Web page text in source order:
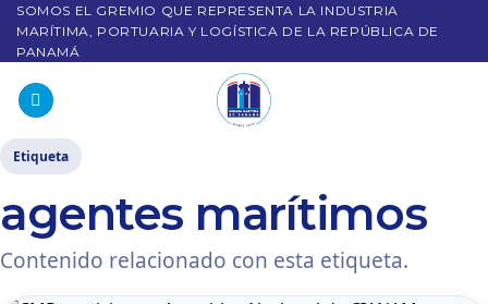
SOMOS EL GREMIO QUE REPRESENTA LA INDUSTRIA
MARÍTIMA, PORTUARIA Y LOGÍSTICA DE LA REPÚBLICA DE
PANAMÁ
Etiqueta
agentes marítimos
Contenido relacionado con esta etiqueta.